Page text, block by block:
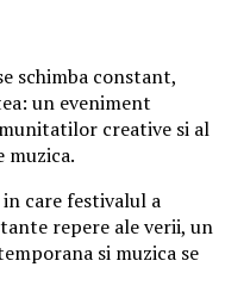
schimba constant,
un eveniment
creative si al
muzica.
care festivalul a
repere ale verii, un
si muzica se